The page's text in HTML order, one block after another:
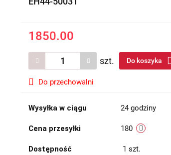
1850.00
szt. Do koszyka
Do przechowalni
Wysyłka w ciągu 24 godziny
Cena przesyłki 180
Dostępność 1 szt.